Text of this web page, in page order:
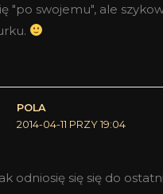
"po swojemu", ale
POLA
2014-04-11 PRZY 19:04
odniosię się się do